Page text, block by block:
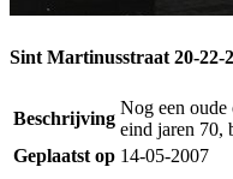
Sint Martinusstraat 20-22-
Beschrijving
Nog een oude
eind jaren 70,
Geplaatst op 14-05-2007